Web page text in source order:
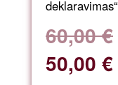
deklaravimas“
60,00€
50,00 €